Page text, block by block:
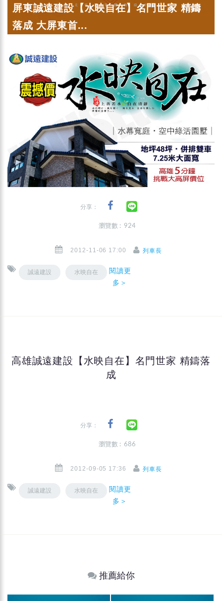
屏東誠遠建設【水映自在】名門世家 精鑄
落成 大屏東首...
分享：
瀏覽數 : 924
2012-11-06 17:00 列車長
誠遠建設 水映自在
閱讀更
多＞
高雄誠遠建設【水映自在】名門世家 精鑄落
成
分享：
瀏覽數 : 686
2012-09-05 17:36 列車長
誠遠建設 水映自在
閱讀更
多＞
推薦給你